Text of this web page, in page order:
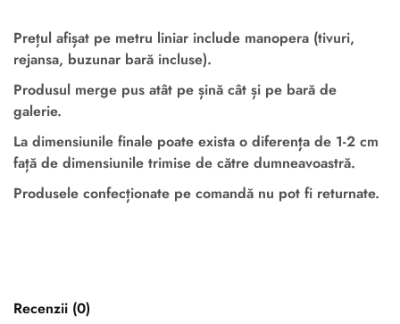
Prețul afișat pe metru liniar include manopera (tivuri,
rejansa, buzunar bară incluse).
Produsul merge pus atât pe șină cât și pe bară de
galerie.
La dimensiunile finale poate exista o diferența de 1-2 cm
față de dimensiunile trimise de către dumneavoastră.
Produsele confecționate pe comandă nu pot fi returnate.
Recenzii (0)